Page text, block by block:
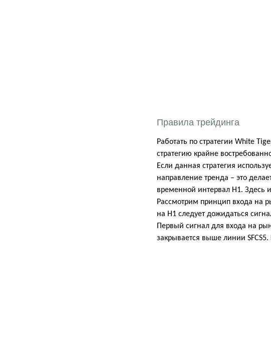
Правила трейдинга
Работать по стратегии White
стратегию крайне
Если данная стратегия
направление тренда – это
временной интервал Н1. Здесь
Рассмотрим принцип входа на
на Н1 следует дожидаться
Первый сигнал для входа на
закрывается выше линии